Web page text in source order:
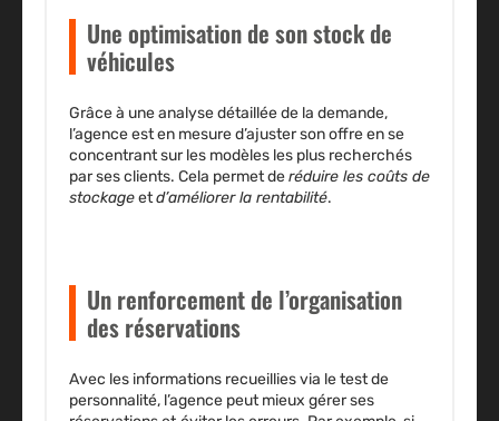
Une optimisation de son stock de
véhicules
Grâce à une analyse détaillée de la demande,
l’agence est en mesured’ajuster son offreen se
concentrant sur les modèles les plus recherchés
par ses clients. Cela permet deréduire les coûts de
stockageetd’améliorer la rentabilité.
Un renforcement de l’organisation
des réservations
Avec les informations recueillies via le test de
personnalité, l’agence peut mieux gérer ses